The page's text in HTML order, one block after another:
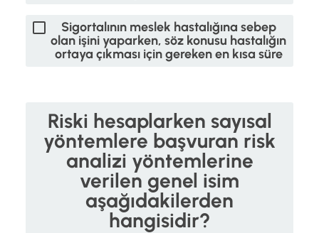
Sigortalının meslek hastalığına sebep
olan işini yaparken, söz konusu hastalığın
ortaya çıkması için gereken en kısa süre
Riski hesaplarken sayısal
yöntemlere başvuran risk
analizi yöntemlerine
verilen genel isim
aşağıdakilerden
hangisidir?